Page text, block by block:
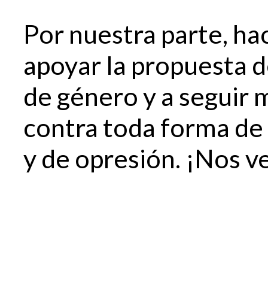
Por nuestra parte,
apoyar la propuesta
de género y a seguir
contra toda forma
y de opresión. ¡Nos